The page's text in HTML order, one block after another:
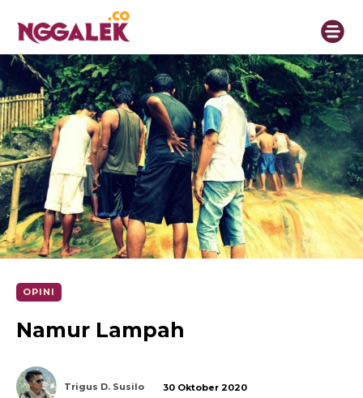
OPINI
Namur Lampah
Trigus D. Susilo 30 Oktober 2020